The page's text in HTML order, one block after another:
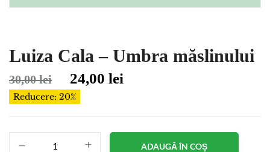
Luiza Cala – Umbra măslinului
30,00lei 24,00 lei
Reducere: 20%
ADAUGĂ ÎN COȘ